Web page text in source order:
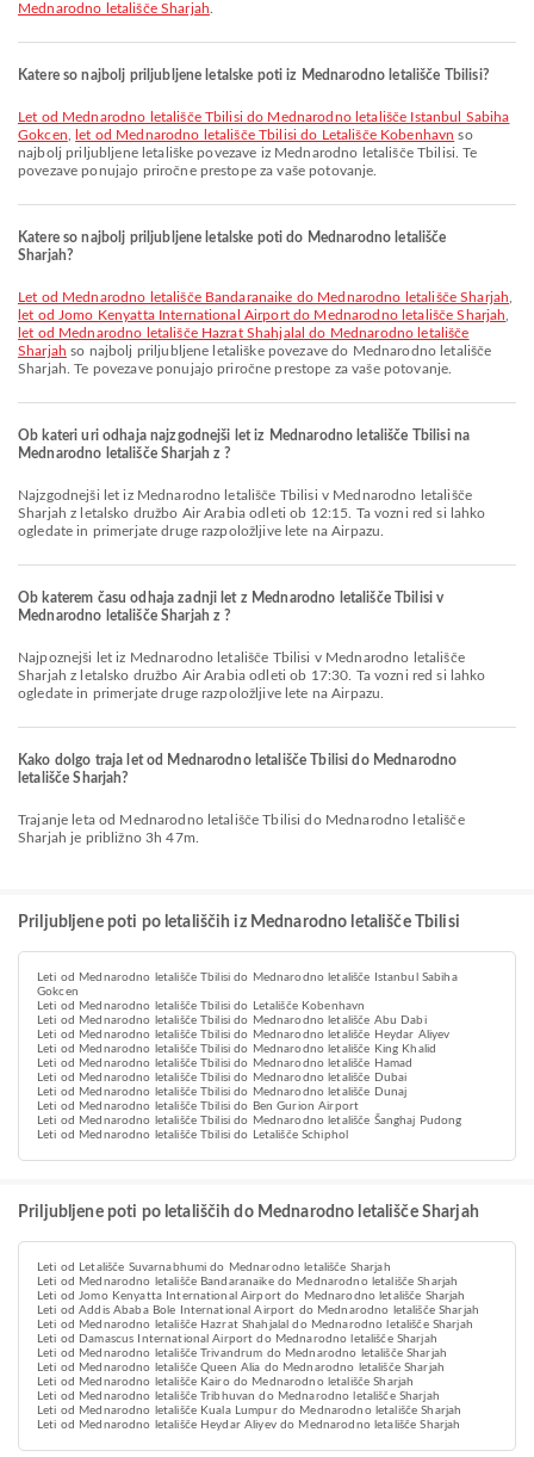
Mednarodno letališče Sharjah
Katere so najbolj priljubljene letalske poti iz Mednarodno letališče Tbilisi?
let od Mednarodno letališče Tbilisi do Mednarodno letališče Istanbul Sabiha
Gokcen
let od Mednarodno letališče Tbilisi do Letališče Kobenhavn so
najbolj priljubljene letališke povezave iz Mednarodno letališče Tbilisi. Te
povezave ponujajo priročne prestope za vaše potovanje.
Katere so najbolj priljubljene letalske poti do Mednarodno letališče
Sharjah?
let od Mednarodno letališče Bandaranaike do Mednarodno letališče Sharjah
let od Jomo Kenyatta International Airport do Mednarodno letališče Sharjah
let od Mednarodno letališče Hazrat Shahjalal do Mednarodno letališče
Sharjah so najbolj priljubljene letališke povezave do Mednarodno letališče
Sharjah. Te povezave ponujajo priročne prestope za vaše potovanje.
Ob kateri uri odhaja najzgodnejši let iz Mednarodno letališče Tbilisi na
Mednarodno letališče Sharjah z ?
Najzgodnejši let iz Mednarodno letališče Tbilisi v Mednarodno letališče
Sharjah z letalsko družbo Air Arabia odleti ob 12:15. Ta vozni red si lahko
ogledate in primerjate druge razpoložljive lete na Airpazu.
Ob katerem času odhaja zadnji let z Mednarodno letališče Tbilisi v
Mednarodno letališče Sharjah z ?
Najpoznejši let iz Mednarodno letališče Tbilisi v Mednarodno letališče
Sharjah z letalsko družbo Air Arabia odleti ob 17:30. Ta vozni red si lahko
ogledate in primerjate druge razpoložljive lete na Airpazu.
Kako dolgo traja let od Mednarodno letališče Tbilisi do Mednarodno
letališče Sharjah?
Trajanje leta od Mednarodno letališče Tbilisi do Mednarodno letališče
Sharjah je približno 3h 47m.
Priljubljene poti po letališčih iz Mednarodno letališče Tbilisi
Leti od Mednarodno letališče Tbilisi do Mednarodno letališče Istanbul Sabiha
Gokcen
Leti od Mednarodno letališče Tbilisi do Letališče Kobenhavn
Leti od Mednarodno letališče Tbilisi do Mednarodno letališče Abu Dabi
Leti od Mednarodno letališče Tbilisi do Mednarodno letališče Heydar Aliyev
Leti od Mednarodno letališče Tbilisi do Mednarodno letališče King Khalid
Leti od Mednarodno letališče Tbilisi do Mednarodno letališče Hamad
Leti od Mednarodno letališče Tbilisi do Mednarodno letališče Dubai
Leti od Mednarodno letališče Tbilisi do Mednarodno letališče Dunaj
Leti od Mednarodno letališče Tbilisi do Ben Gurion Airport
Leti od Mednarodno letališče Tbilisi do Mednarodno letališče Šanghaj Pudong
Leti od Mednarodno letališče Tbilisi do Letališče Schiphol
Priljubljene poti po letališčih do Mednarodno letališče Sharjah
Leti od Letališče Suvarnabhumi do Mednarodno letališče Sharjah
Leti od Mednarodno letališče Bandaranaike do Mednarodno letališče Sharjah
Leti od Jomo Kenyatta International Airport do Mednarodno letališče Sharjah
Leti od Addis Ababa Bole International Airport do Mednarodno letališče Sharjah
Leti od Mednarodno letališče Hazrat Shahjalal do Mednarodno letališče Sharjah
Leti od Damascus International Airport do Mednarodno letališče Sharjah
Leti od Mednarodno letališče Trivandrum do Mednarodno letališče Sharjah
Leti od Mednarodno letališče Queen Alia do Mednarodno letališče Sharjah
Leti od Mednarodno letališče Kairo do Mednarodno letališče Sharjah
Leti od Mednarodno letališče Tribhuvan do Mednarodno letališče Sharjah
Leti od Mednarodno letališče Kuala Lumpur do Mednarodno letališče Sharjah
Leti od Mednarodno letališče Heydar Aliyev do Mednarodno letališče Sharjah